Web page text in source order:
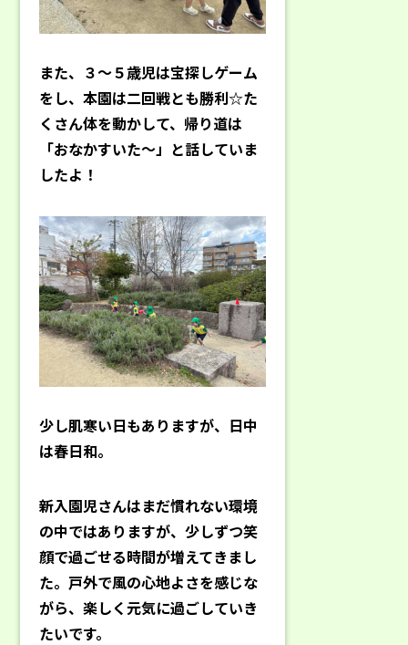
また、３～５歳児は宝探しゲーム
をし、本園は二回戦とも勝利☆た
くさん体を動かして、帰り道は
「おなかすいた～」と話していま
したよ！
少し肌寒い日もありますが、日中
は春日和。
新入園児さんはまだ慣れない環境
の中ではありますが、少しずつ笑
顔で過ごせる時間が増えてきまし
た。戸外で風の心地よさを感じな
がら、楽しく元気に過ごしていき
たいです。